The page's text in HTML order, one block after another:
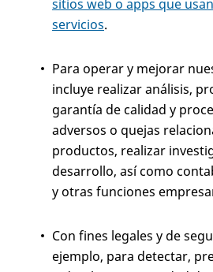
sitios web o apps que
servicios.
Para operar y mejorar
incluye realizar análisis,
garantía de calidad y
adversos o quejas
productos, realizar
desarrollo, así como
y otras funciones
Con fines legales y de
ejemplo, para detectar,